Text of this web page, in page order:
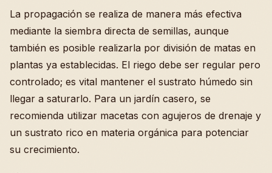
La propagación se realiza de manera más efectiva
mediante la siembra directa de semillas, aunque
también es posible realizarla por división de matas en
plantas ya establecidas. El riego debe ser regular pero
controlado; es vital mantener el sustrato húmedo sin
llegar a saturarlo. Para un jardín casero, se
recomienda utilizar macetas con agujeros de drenaje y
un sustrato rico en materia orgánica para potenciar
su crecimiento.